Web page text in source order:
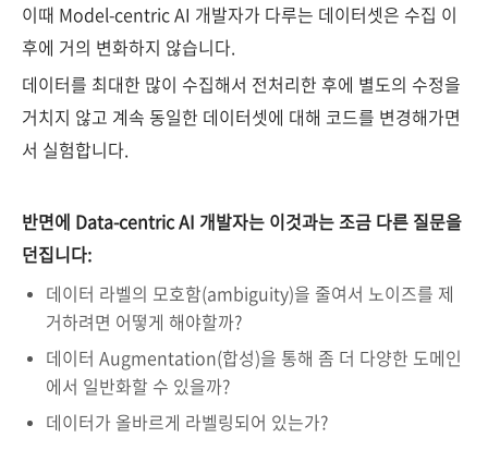
이때 Model-centric AI 개발자가 다루는 데이터셋은 수집 이
후에 거의 변화하지 않습니다.
데이터를 최대한 많이 수집해서 전처리한 후에 별도의 수정을
거치지 않고 계속 동일한 데이터셋에 대해 코드를 변경해가면
서 실험합니다.
반면에 Data-centric AI 개발자는 이것과는 조금 다른 질문을
던집니다:
데이터 라벨의 모호함(ambiguity)을 줄여서 노이즈를 제
거하려면 어떻게 해야할까?
데이터 Augmentation(합성)을 통해 좀 더 다양한 도메인
에서 일반화할 수 있을까?
데이터가 올바르게 라벨링되어 있는가?